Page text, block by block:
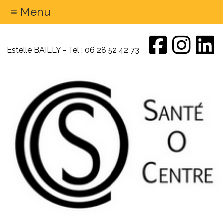
Estelle BAILLY - Tel : 06 28 52 42 73
≡ Menu